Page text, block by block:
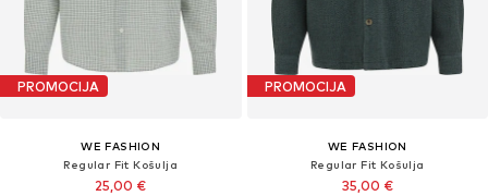
PROMOCIJA
WE FASHION
Regular Fit Košulja
25,00 €
PROMOCIJA
WE FASHION
Regular Fit Košulja
35,00 €